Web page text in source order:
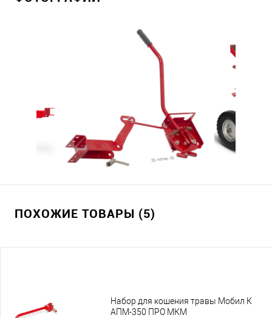
ПОХОЖИЕ ТОВАРЫ (5)
Набор для кошения травы Мобил К
АПМ-350 ПРО МКМ